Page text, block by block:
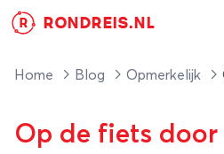
R RONDREIS.NL
Home Blog Opmerkelijk
Op de fiets door